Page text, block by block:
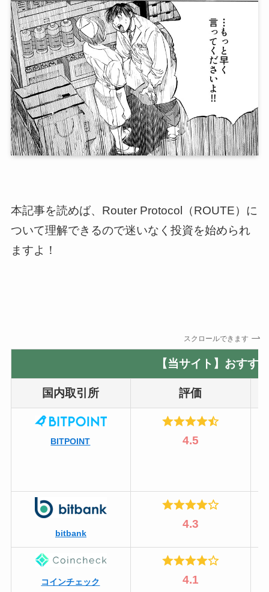
本記事を読めば、Router Protocol（ROUTE）に
ついて理解できるので迷いなく投資を始められ
ますよ！
スクロールできます
【当サイト】おすす
国内取引所 評価
BITPOINT 4.5
bitbank
4.3
コインチェック 4.1